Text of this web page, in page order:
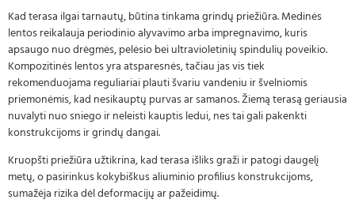
Kad terasa ilgai tarnautų, būtina tinkama grindų priežiūra. Medinės
lentos reikalauja periodinio alyvavimo arba impregnavimo, kuris
apsaugo nuo drėgmės, pelėsio bei ultravioletinių spindulių poveikio.
Kompozitinės lentos yra atsparesnės, tačiau jas vis tiek
rekomenduojama reguliariai plauti švariu vandeniu ir švelniomis
priemonėmis, kad nesikauptų purvas ar samanos. Žiemą terasą geriausia
nuvalyti nuo sniego ir neleisti kauptis ledui, nes tai gali pakenkti
konstrukcijoms ir grindų dangai.
Kruopšti priežiūra užtikrina, kad terasa išliks graži ir patogi daugelį
metų, o pasirinkus kokybiškus aliuminio profilius konstrukcijoms,
sumažėja rizika dėl deformacijų ar pažeidimų.